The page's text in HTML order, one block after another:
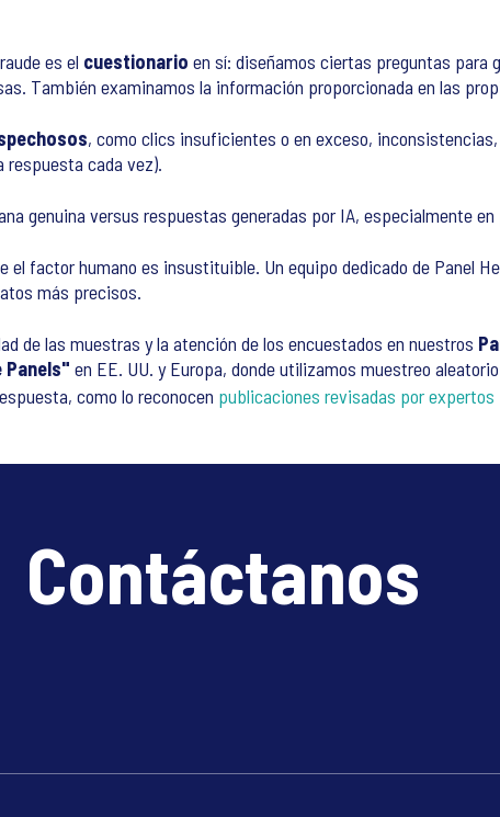
es el cuestionario en sí: diseñamos ciertas preguntas para
También examinamos la información proporcionada en las
, como clics insuficientes o en exceso,
respuesta cada vez).
genuina versus respuestas generadas por IA, especialmente
el factor humano es insustituible. Un equipo dedicado de Panel
más precisos.
de las muestras y la atención de los encuestados en nuestros
Panels" en EE. UU. y Europa, donde utilizamos muestreo
como lo reconocen publicaciones revisadas por expertos
Contáctanos